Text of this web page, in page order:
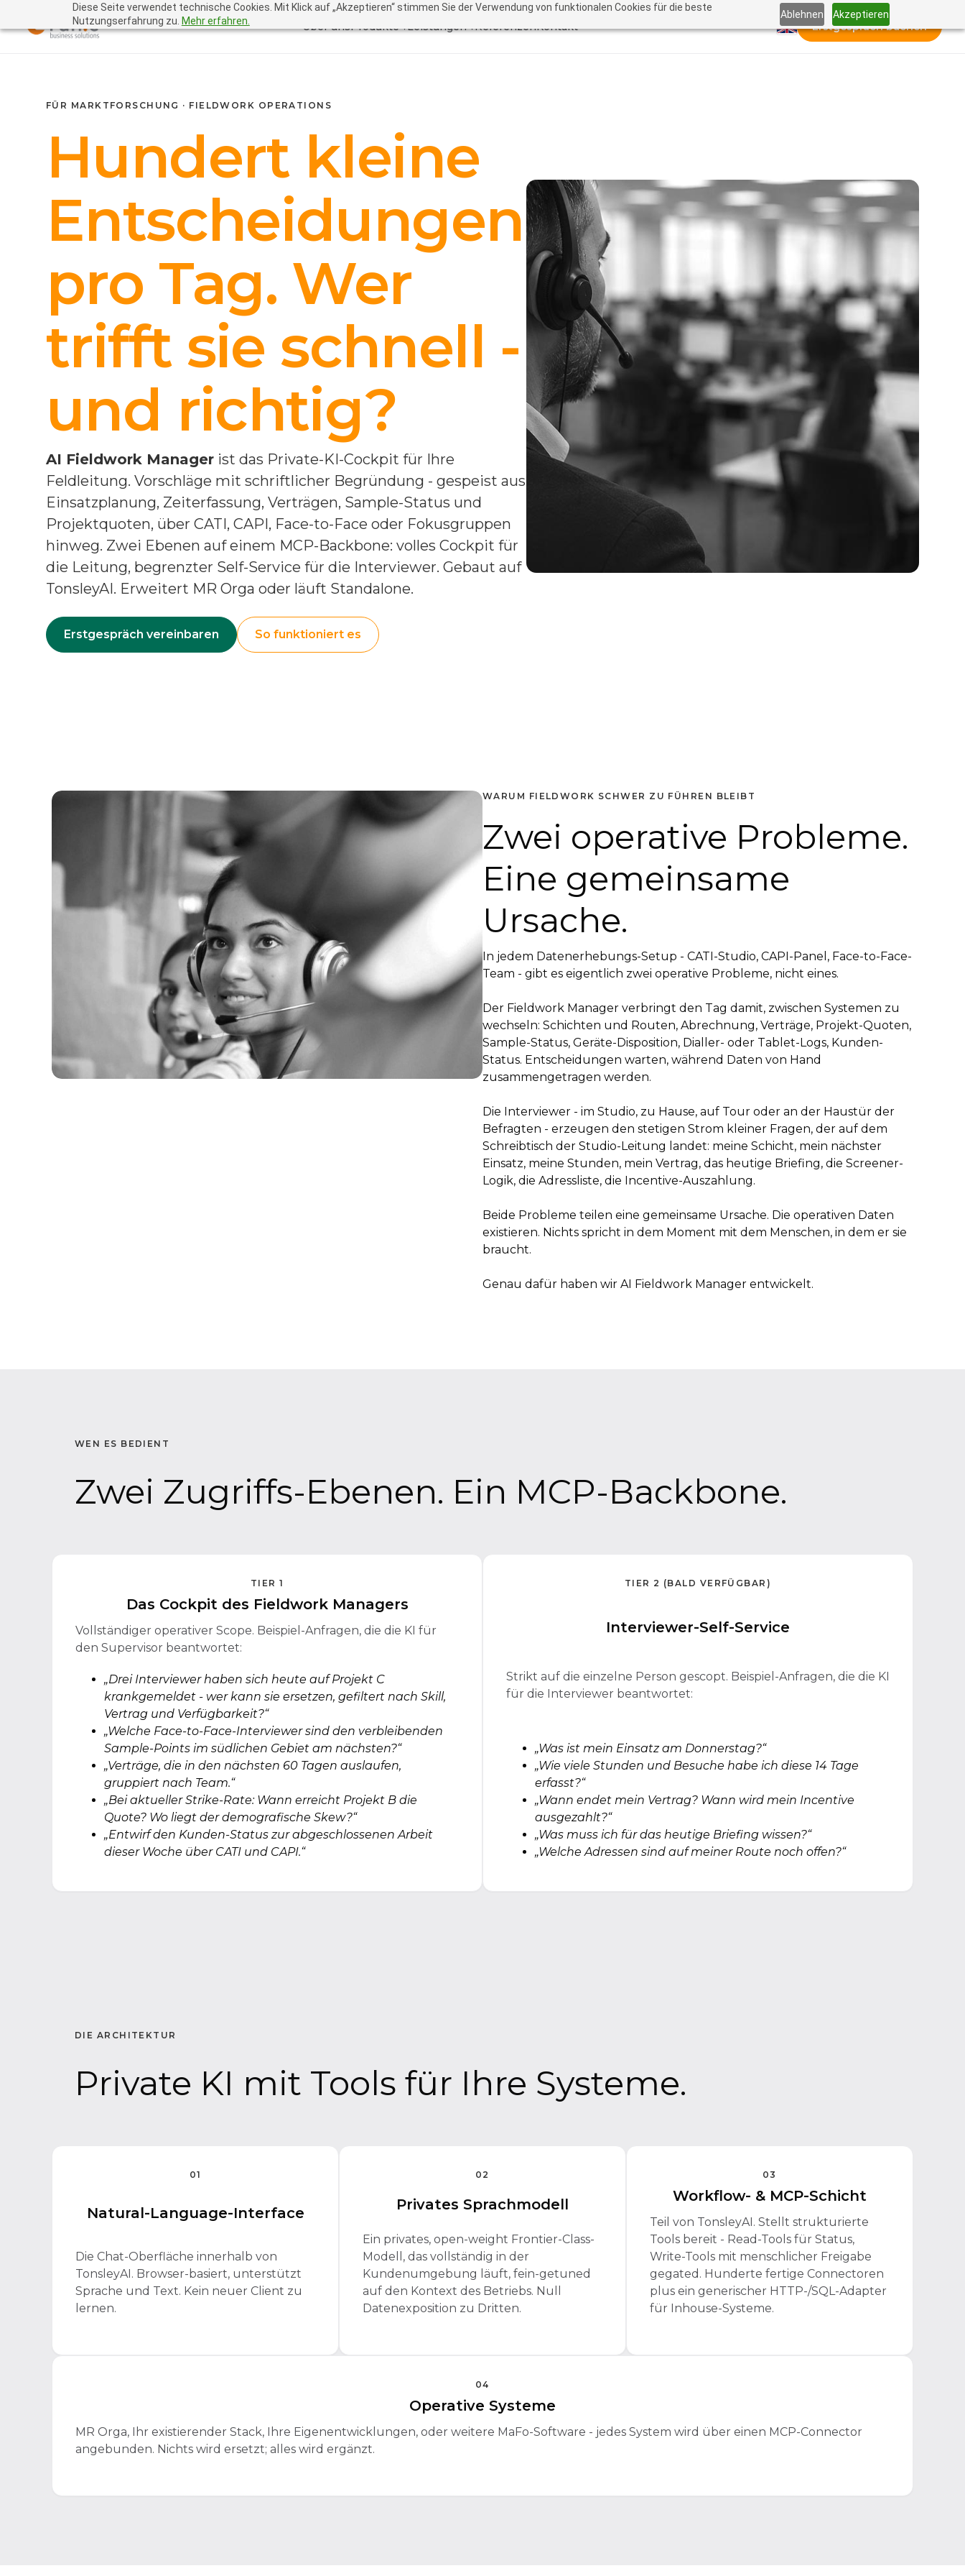
Diese Seite verwendet technische Cookies. Mit Klick auf „Akzeptieren“ stimmen Sie der Verwendung von funktionalen Cookies für die beste
Nutzungserfahrung zu. Mehr erfahren.
Ablehnen Akzeptieren
Über unsProdukte ▾Leistungen ▾ReferenzenKontakt Erstgespräch buchen
FÜR MARKTFORSCHUNG · FIELDWORK OPERATIONS
Hundert kleine
Entscheidungen
pro Tag. Wer
trifft sie schnell -
und richtig?
AI Fieldwork Manager ist das Private-KI-Cockpit für Ihre
Feldleitung. Vorschläge mit schriftlicher Begründung - gespeist aus
Einsatzplanung, Zeiterfassung, Verträgen, Sample-Status und
Projektquoten, über CATI, CAPI, Face-to-Face oder Fokusgruppen
hinweg. Zwei Ebenen auf einem MCP-Backbone: volles Cockpit für
die Leitung, begrenzter Self-Service für die Interviewer. Gebaut auf
TonsleyAI. Erweitert MR Orga oder läuft Standalone.
Erstgespräch vereinbaren So funktioniert es
WARUM FIELDWORK SCHWER ZU FÜHREN BLEIBT
Zwei operative Probleme.
Eine gemeinsame
Ursache.
In jedem Datenerhebungs-Setup - CATI-Studio, CAPI-Panel, Face-to-Face-
Team - gibt es eigentlich zwei operative Probleme, nicht eines.
Der Fieldwork Manager verbringt den Tag damit, zwischen Systemen zu
wechseln: Schichten und Routen, Abrechnung, Verträge, Projekt-Quoten,
Sample-Status, Geräte-Disposition, Dialler- oder Tablet-Logs, Kunden-
Status. Entscheidungen warten, während Daten von Hand
zusammengetragen werden.
Die Interviewer - im Studio, zu Hause, auf Tour oder an der Haustür der
Befragten - erzeugen den stetigen Strom kleiner Fragen, der auf dem
Schreibtisch der Studio-Leitung landet: meine Schicht, mein nächster
Einsatz, meine Stunden, mein Vertrag, das heutige Briefing, die Screener-
Logik, die Adressliste, die Incentive-Auszahlung.
Beide Probleme teilen eine gemeinsame Ursache. Die operativen Daten
existieren. Nichts spricht in dem Moment mit dem Menschen, in dem er sie
braucht.
Genau dafür haben wir AI Fieldwork Manager entwickelt.
WEN ES BEDIENT
Zwei Zugriffs-Ebenen. Ein MCP-Backbone.
TIER 1
Das Cockpit des Fieldwork Managers
Vollständiger operativer Scope. Beispiel-Anfragen, die die KI für
den Supervisor beantwortet:
„Drei Interviewer haben sich heute auf Projekt C
krankgemeldet - wer kann sie ersetzen, gefiltert nach Skill,
Vertrag und Verfügbarkeit?“
„Welche Face-to-Face-Interviewer sind den verbleibenden
Sample-Points im südlichen Gebiet am nächsten?“
„Verträge, die in den nächsten 60 Tagen auslaufen,
gruppiert nach Team.“
„Bei aktueller Strike-Rate: Wann erreicht Projekt B die
Quote? Wo liegt der demografische Skew?“
„Entwirf den Kunden-Status zur abgeschlossenen Arbeit
dieser Woche über CATI und CAPI.“
TIER 2 (BALD VERFÜGBAR)
Interviewer-Self-Service
Strikt auf die einzelne Person gescopt. Beispiel-Anfragen, die die KI
für die Interviewer beantwortet:
„Was ist mein Einsatz am Donnerstag?“
„Wie viele Stunden und Besuche habe ich diese 14 Tage
erfasst?“
„Wann endet mein Vertrag? Wann wird mein Incentive
ausgezahlt?“
„Was muss ich für das heutige Briefing wissen?“
„Welche Adressen sind auf meiner Route noch offen?“
DIE ARCHITEKTUR
Private KI mit Tools für Ihre Systeme.
01
Natural-Language-Interface
Die Chat-Oberfläche innerhalb von
TonsleyAI. Browser-basiert, unterstützt
Sprache und Text. Kein neuer Client zu
lernen.
02
Privates Sprachmodell
Ein privates, open-weight Frontier-Class-
Modell, das vollständig in der
Kundenumgebung läuft, fein-getuned
auf den Kontext des Betriebs. Null
Datenexposition zu Dritten.
03
Workflow- & MCP-Schicht
Teil von TonsleyAI. Stellt strukturierte
Tools bereit - Read-Tools für Status,
Write-Tools mit menschlicher Freigabe
gegated. Hunderte fertige Connectoren
plus ein generischer HTTP-/SQL-Adapter
für Inhouse-Systeme.
04
Operative Systeme
MR Orga, Ihr existierender Stack, Ihre Eigenentwicklungen, oder weitere MaFo-Software - jedes System wird über einen MCP-Connector
angebunden. Nichts wird ersetzt; alles wird ergänzt.